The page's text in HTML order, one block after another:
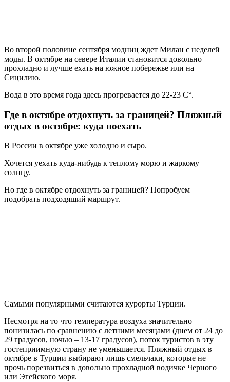
Во второй половине сентября модниц ждет Милан с неделей
моды. В октябре на севере Италии становится довольно
прохладно и лучше ехать на южное побережье или на
Сицилию.
Вода в это время года здесь прогревается до 22-23 C°.
Где в октябре отдохнуть за границей? Пляжный
отдых в октябре: куда поехать
В России в октябре уже холодно и сыро.
Хочется уехать куда-нибудь к теплому морю и жаркому
солнцу.
Но где в октябре отдохнуть за границей? Попробуем
подобрать подходящий маршрут.
Самыми популярными считаются курорты Турции.
Несмотря на то что температура воздуха значительно
понизилась по сравнению с летними месяцами (днем от 24 до
29 градусов, ночью – 13-17 градусов), поток туристов в эту
гостеприимную страну не уменьшается. Пляжный отдых в
октябре в Турции выбирают лишь смельчаки, которые не
прочь порезвиться в довольно прохладной водичке Черного
или Эгейского моря.